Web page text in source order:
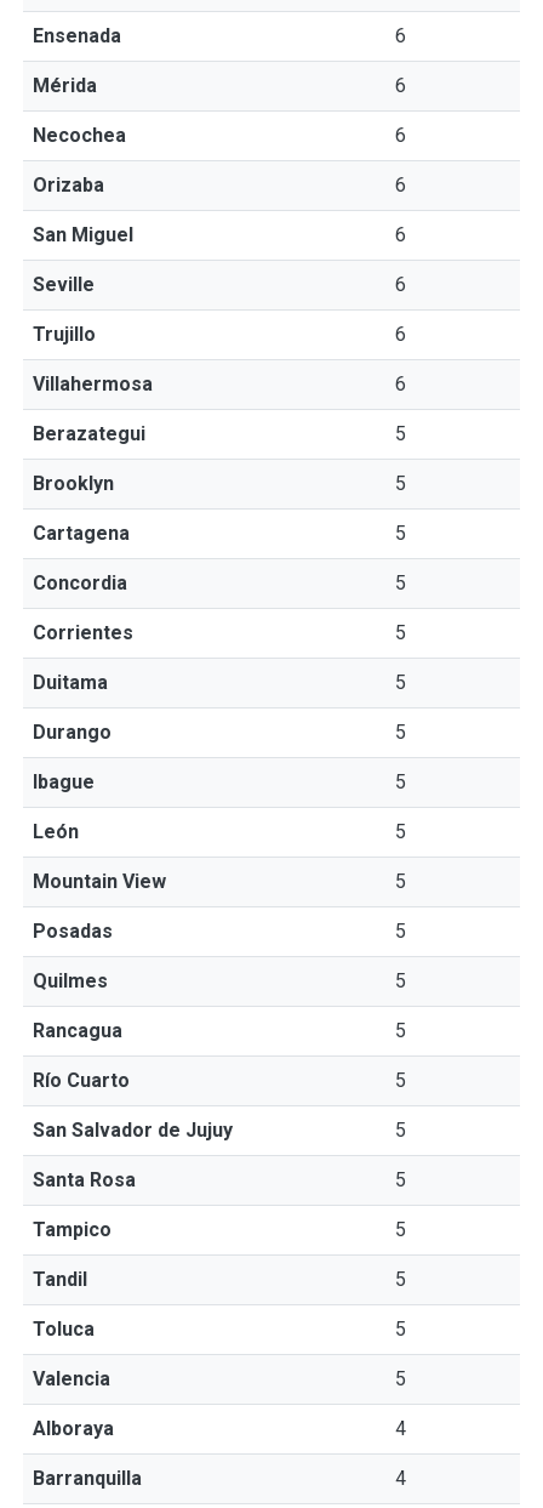
Ensenada 6
Mérida 6
Necochea 6
Orizaba 6
San Miguel 6
Seville 6
Trujillo 6
Villahermosa 6
Berazategui 5
Brooklyn 5
Cartagena 5
Concordia 5
Corrientes 5
Duitama 5
Durango 5
Ibague 5
León 5
Mountain View 5
Posadas 5
Quilmes 5
Rancagua 5
Río Cuarto 5
San Salvador de Jujuy 5
Santa Rosa 5
Tampico 5
Tandil 5
Toluca 5
Valencia 5
Alboraya 4
Barranquilla 4